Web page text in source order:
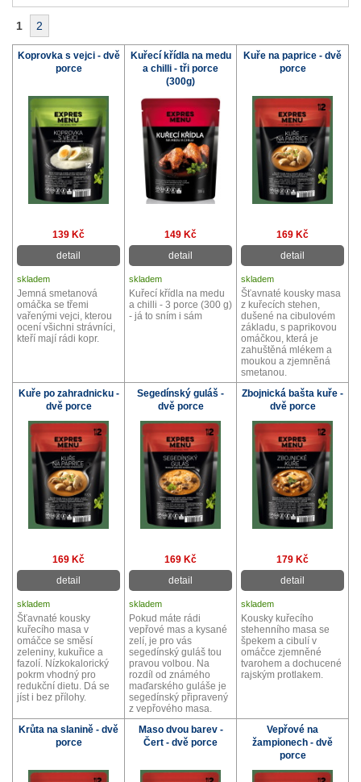
1 2
Koprovka s vejci - dvě
porce
Kuřecí křídla na medu
a chilli - tři porce
(300g)
Kuře na paprice - dvě
porce
139 Kč
detail
149 Kč
detail
169 Kč
detail
skladem skladem skladem
Jemná smetanová
omáčka se třemi
vařenými vejci, kterou
ocení všichni strávníci,
kteří mají rádi kopr.
Kuřecí křídla na medu
a chilli - 3 porce (300 g)
- já to sním i sám
Šťavnaté kousky masa
z kuřecích stehen,
dušené na cibulovém
základu, s paprikovou
omáčkou, která je
zahuštěná mlékem a
moukou a zjemněná
smetanou.
Kuře po zahradnicku -
dvě porce
Segedínský guláš -
dvě porce
Zbojnická bašta kuře -
dvě porce
169 Kč
detail
169 Kč
detail
179 Kč
detail
skladem skladem skladem
Šťavnaté kousky
kuřecího masa v
omáčce se směsí
zeleniny, kukuřice a
fazolí. Nízkokalorický
pokrm vhodný pro
redukční dietu. Dá se
jíst i bez přílohy.
Pokud máte rádi
vepřové mas a kysané
zelí, je pro vás
segedínský guláš tou
pravou volbou. Na
rozdíl od známého
maďarského guláše je
segedínský připravený
z vepřového masa.
Kousky kuřecího
stehenního masa se
špekem a cibulí v
omáčce zjemněné
tvarohem a dochucené
rajským protlakem.
Krůta na slanině - dvě
porce
Maso dvou barev -
Čert - dvě porce
Vepřové na
žampionech - dvě
porce